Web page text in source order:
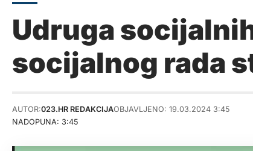
Udruga
socijalnog rada
NADOPUNA: 3:45
AUTOR:023.HR REDAKCIJAOBJAVLJENO: 19.03.2024 3:45